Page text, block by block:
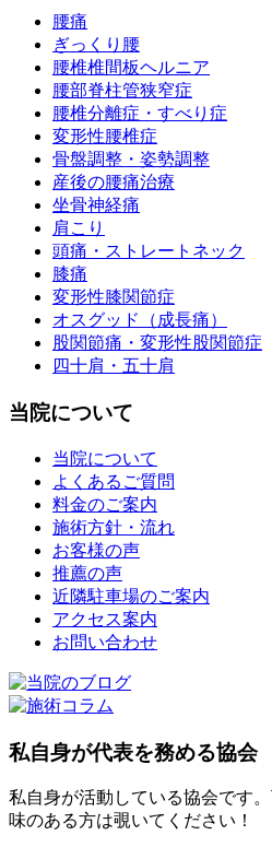
腰痛
ぎっくり腰
腰椎椎間板ヘルニア
腰部脊柱管狭窄症
腰椎分離症・すべり症
変形性腰椎症
骨盤調整・姿勢調整
産後の腰痛治療
坐骨神経痛
肩こり
頭痛・ストレートネック
膝痛
変形性膝関節症
オスグッド（成長痛）
股関節痛・変形性股関節症
四十肩・五十肩
当院について
当院について
よくあるご質問
料金のご案内
施術方針・流れ
お客様の声
推薦の声
近隣駐車場のご案内
アクセス案内
お問い合わせ
私自身が代表を務める協会
私自身が活動している協会です
味のある方は覗いてください！